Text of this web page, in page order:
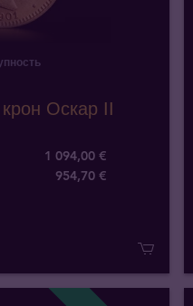
Оскар II
1 094,00 €
954,70 €